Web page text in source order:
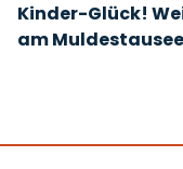
Kinder-Glück!
am